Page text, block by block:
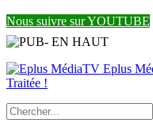
Nous suivre sur YOUTUBE
Eplus
Traitée !